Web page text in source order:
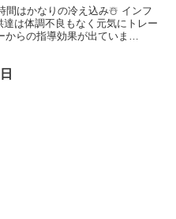
間はかなりの冷え込み☃️ インフ
は体調不良もなく元気にトレー
からの指導効果が出ていま